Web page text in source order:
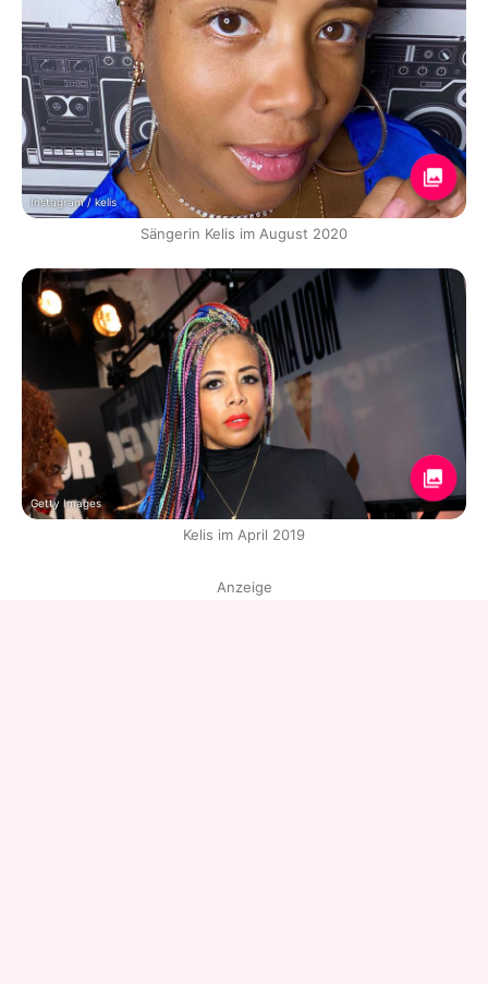
Instagram / kelis
Sängerin Kelis im August 2020
Getty Images
Kelis im April 2019
Anzeige